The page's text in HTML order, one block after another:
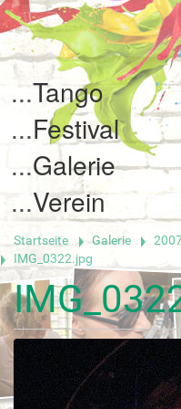
Tango
Festival
Galerie
Verein
Startseite Galerie
IMG_0322.jpg